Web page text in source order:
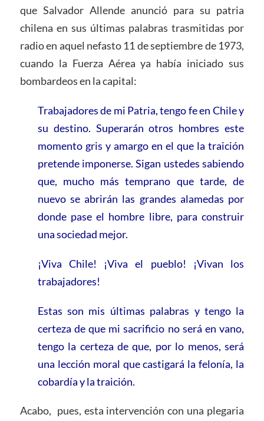
que Salvador Allende anunció para su patria
chilena en sus últimas palabras trasmitidas por
radio en aquel nefasto 11 de septiembre de 1973,
cuando la Fuerza Aérea ya había iniciado sus
bombardeos en la capital:
Trabajadores de mi Patria, tengo fe en Chile y
su destino. Superarán otros hombres este
momento gris y amargo en el que la traición
pretende imponerse. Sigan ustedes sabiendo
que, mucho más temprano que tarde, de
nuevo se abrirán las grandes alamedas por
donde pase el hombre libre, para construir
una sociedad mejor.
¡Viva Chile! ¡Viva el pueblo! ¡Vivan los
trabajadores!
Estas son mis últimas palabras y tengo la
certeza de que mi sacrificio no será en vano,
tengo la certeza de que, por lo menos, será
una lección moral que castigará la felonía, la
cobardía y la traición.
Acabo, pues, esta intervención con una plegaria